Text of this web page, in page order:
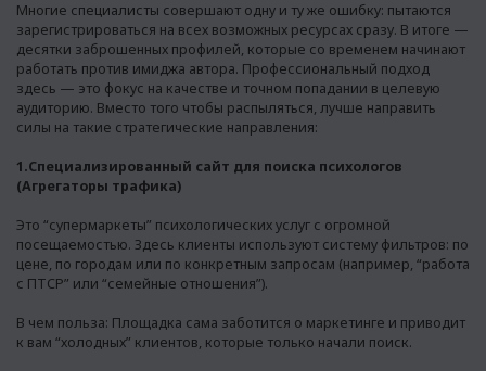
Многие специалисты совершают одну и ту же ошибку: пытаются
зарегистрироваться на всех возможных ресурсах сразу. В итоге —
десятки заброшенных профилей, которые со временем начинают
работать против имиджа автора. Профессиональный подход
здесь — это фокус на качестве и точном попадании в целевую
аудиторию. Вместо того чтобы распыляться, лучше направить
силы на такие стратегические направления:
1.Специализированный сайт для поиска психологов
(Агрегаторы трафика)
Это “супермаркеты” психологических услуг с огромной
посещаемостью. Здесь клиенты используют систему фильтров: по
цене, по городам или по конкретным запросам (например, “работа
с ПТСР” или “семейные отношения”).
В чем польза: Площадка сама заботится о маркетинге и приводит
к вам “холодных” клиентов, которые только начали поиск.